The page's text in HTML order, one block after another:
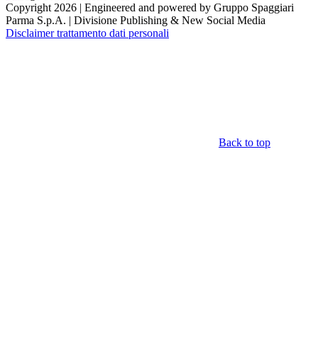
Copyright 2026 | Engineered and powered by Gruppo Spaggiari
Parma S.p.A. | Divisione Publishing & New Social Media
Disclaimer trattamento dati personali
Back to top